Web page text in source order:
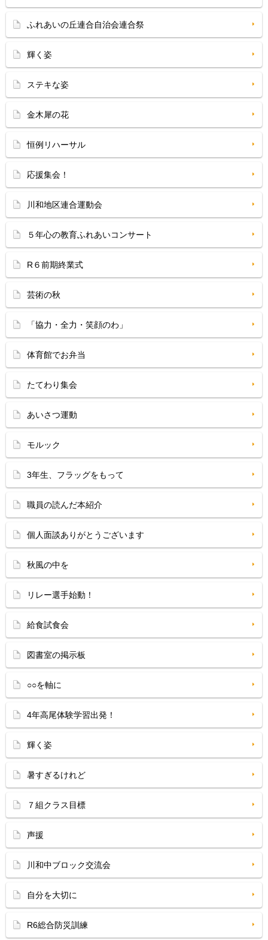
ふれあいの丘連合自治会連合祭
輝く姿
ステキな姿
金木犀の花
恒例リハーサル
応援集会！
川和地区連合運動会
５年心の教育ふれあいコンサート
R６前期終業式
芸術の秋
「協力・全力・笑顔のわ」
体育館でお弁当
たてわり集会
あいさつ運動
モルック
3年生、フラッグをもって
職員の読んだ本紹介
個人面談ありがとうございます
秋風の中を
リレー選手始動！
給食試食会
図書室の掲示板
○○を軸に
4年高尾体験学習出発！
輝く姿
暑すぎるけれど
７組クラス目標
声援
川和中ブロック交流会
自分を大切に
R6総合防災訓練